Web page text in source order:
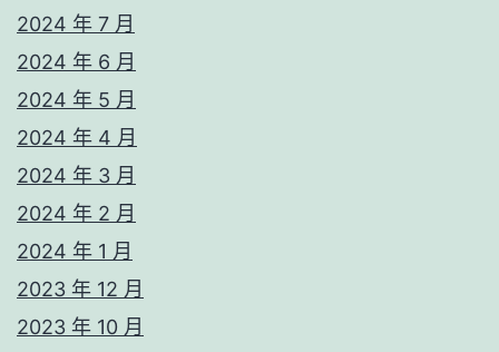
2024 年 7 月
2024 年 6 月
2024 年 5 月
2024 年 4 月
2024 年 3 月
2024 年 2 月
2024 年 1 月
2023 年 12 月
2023 年 10 月